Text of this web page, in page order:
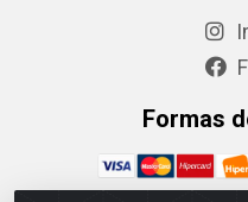
Formas